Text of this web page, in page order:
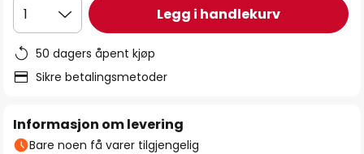
1 Legg i handlekurv
50 dagers åpent kjøp
Sikre betalingsmetoder
Informasjon om levering
Bare noen få varer tilgjengelig